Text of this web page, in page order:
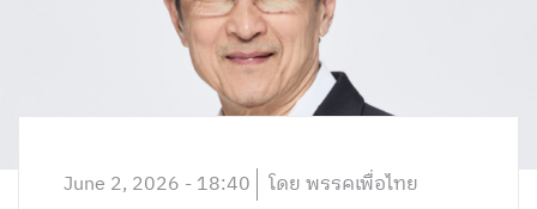
June 2, 2026 - 18:40 โดย พรรคเพื่อไทย